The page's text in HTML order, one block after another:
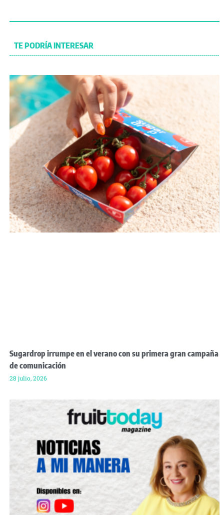
TE PODRÍA INTERESAR
Sugardrop irrumpe en el verano con su primera gran campaña
de comunicación
28 julio, 2026